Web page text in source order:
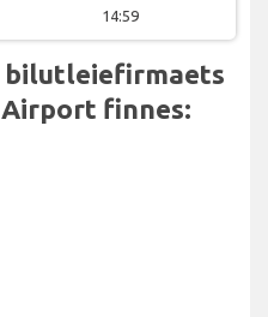
14:59
bilutleiefirmaets
finnes: